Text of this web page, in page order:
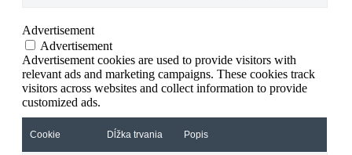
Advertisement
Advertisement
Advertisement cookies are used to provide visitors with
relevant ads and marketing campaigns. These cookies track
visitors across websites and collect information to provide
customized ads.
Cookie Dĺžka trvania Popis